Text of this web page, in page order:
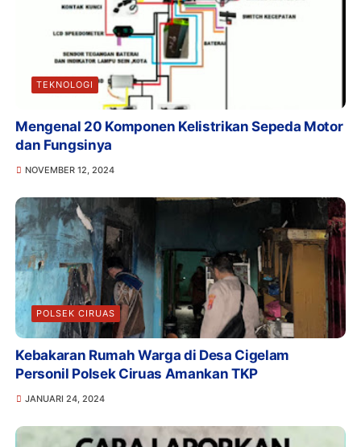
TEKNOLOGI
Mengenal 20 Komponen Kelistrikan Sepeda Motor
dan Fungsinya
NOVEMBER 12, 2024
POLSEK CIRUAS
Kebakaran Rumah Warga di Desa Cigelam
Personil Polsek Ciruas Amankan TKP
JANUARI 24, 2024